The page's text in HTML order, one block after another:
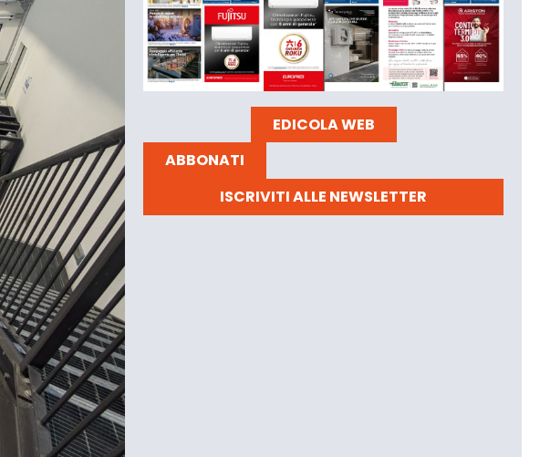
EDICOLA WEB
ABBONATI
ISCRIVITI ALLE NEWSLETTER